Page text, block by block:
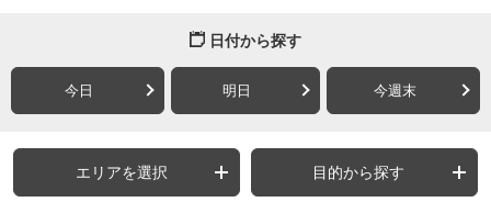
日付から探す
今日 明日 今週末
エリアを選択 目的から探す